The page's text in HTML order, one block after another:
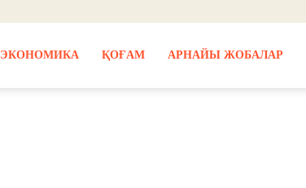
ЭКОНОМИКА ҚОҒАМ АРНАЙЫ ЖОБАЛАР